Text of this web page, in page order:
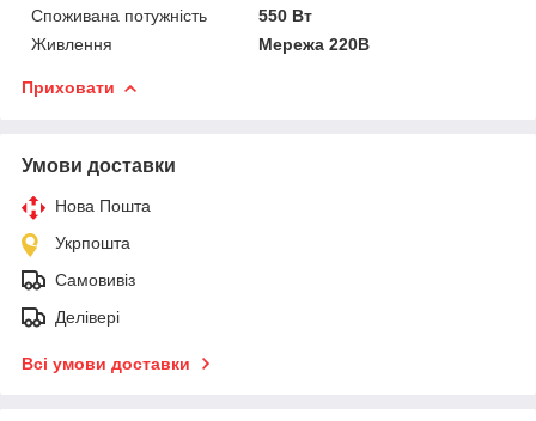
Споживана потужність
550 Вт
Живлення
Мережа 220В
Приховати
Умови доставки
Нова Пошта
Укрпошта
Самовивіз
Делівері
Всі умови доставки